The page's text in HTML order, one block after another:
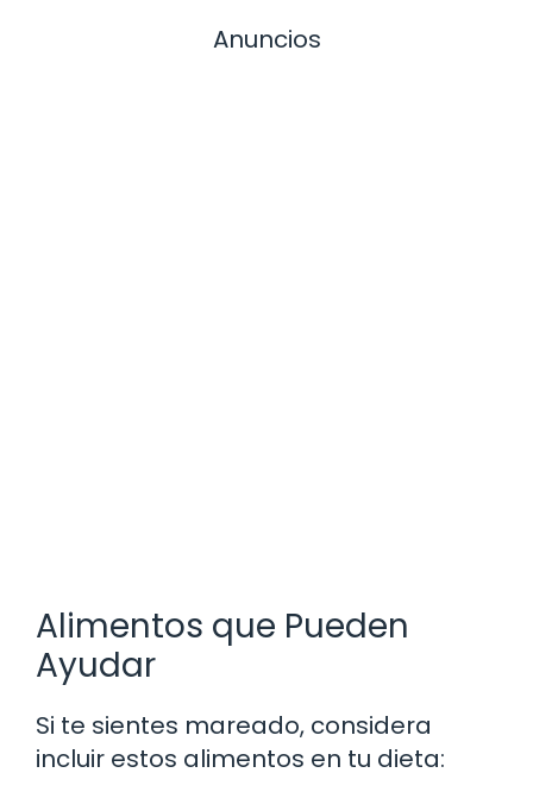
Anuncios
Alimentos que Pueden
Ayudar
Si te sientes mareado, considera
incluir estos alimentos en tu dieta: